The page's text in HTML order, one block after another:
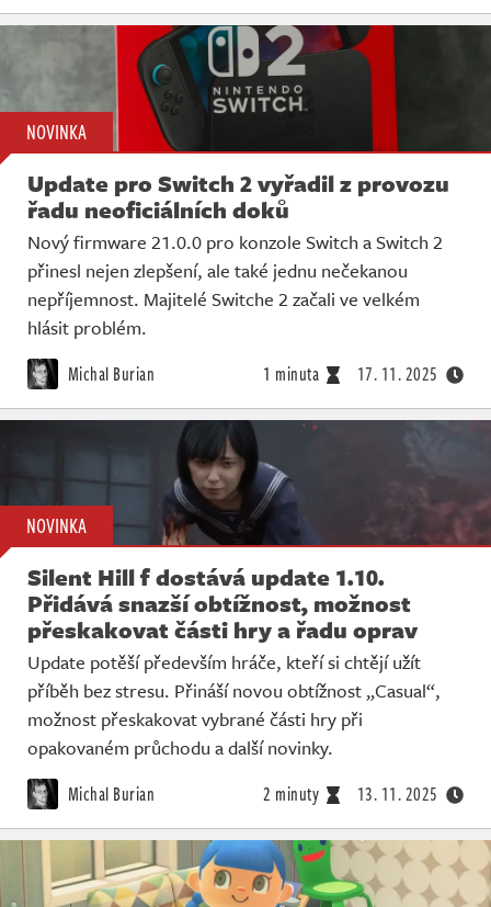
NOVINKA
Update pro Switch 2 vyřadil z provozu
řadu neoficiálních doků
Nový firmware 21.0.0 pro konzole Switch a Switch 2
přinesl nejen zlepšení, ale také jednu nečekanou
nepříjemnost. Majitelé Switche 2 začali ve velkém
hlásit problém.
Michal Burian 1 minuta 17. 11. 2025
NOVINKA
Silent Hill f dostává update 1.10.
Přidává snazší obtížnost, možnost
přeskakovat části hry a řadu oprav
Update potěší především hráče, kteří si chtějí užít
příběh bez stresu. Přináší novou obtížnost „Casual“,
možnost přeskakovat vybrané části hry při
opakovaném průchodu a další novinky.
Michal Burian 2 minuty 13. 11. 2025